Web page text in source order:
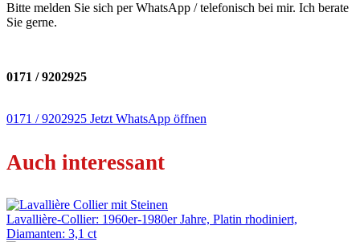
Bitte melden Sie sich per WhatsApp / telefonisch bei mir. Ich berate
Sie gerne.
0171 / 9202925
0171 / 9202925 Jetzt WhatsApp öffnen
Auch interessant
Lavallière-Collier: 1960er-1980er Jahre, Platin rhodiniert,
Diamanten: 3,1 ct